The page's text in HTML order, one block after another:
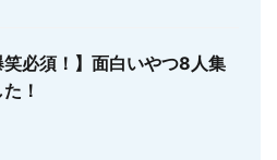
笑必須！】面白いやつ8人集
！